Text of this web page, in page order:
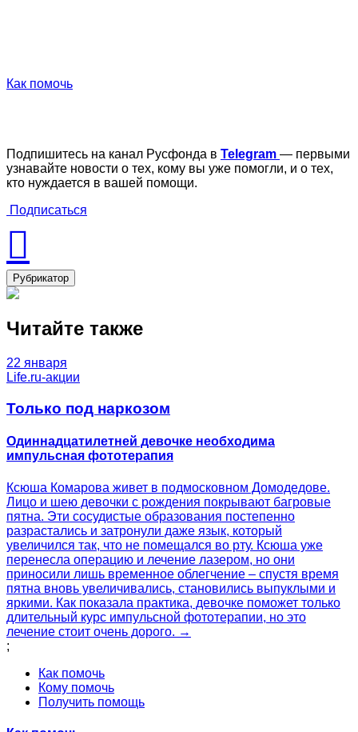
Как помочь
Подпишитесь на канал Русфонда в Telegram — первыми
узнавайте новости о тех, кому вы уже помогли, и о тех,
кто нуждается в вашей помощи.
Подписаться
Рубрикатор
Читайте также
22 января
Life.ru-акции
Только под наркозом
Одиннадцатилетней девочке необходима
импульсная фототерапия
Ксюша Комарова живет в подмосковном Домодедове.
Лицо и шею девочки с рождения покрывают багровые
пятна. Эти сосудистые образования постепенно
разрастались и затронули даже язык, который
увеличился так, что не помещался во рту. Ксюша уже
перенесла операцию и лечение лазером, но они
приносили лишь временное облегчение – спустя время
пятна вновь увеличивались, становились выпуклыми и
яркими. Как показала практика, девочке поможет только
длительный курс импульсной фототерапии, но это
лечение стоит очень дорого. →
;
Как помочь
Кому помочь
Получить помощь